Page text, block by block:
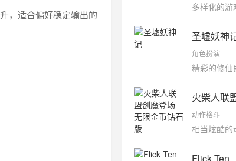
，适合偏好稳定输出的
多样化的游
圣墟妖神
角色扮演
精彩的修仙
火柴人联
动作格斗
相当炫酷的